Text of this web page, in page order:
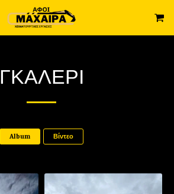
ΓΚΑΛΕΡΊ
Album Βίντεο